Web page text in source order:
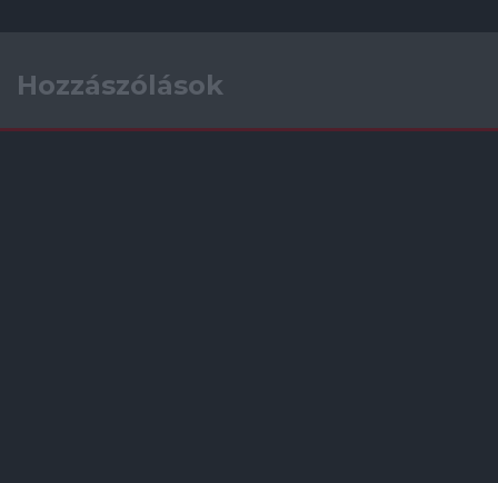
Hozzászólások